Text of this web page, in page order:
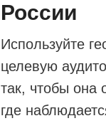
России
Используйте
целевую
так, чтобы она
где